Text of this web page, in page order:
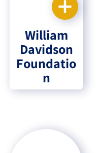
William
Davidson
Foundatio
n